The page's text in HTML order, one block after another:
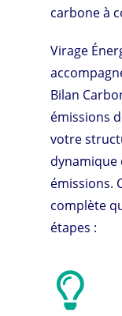
carbone à
Virage
Bilan
émissions
votre
dynamique
émissions.
complète
étapes :